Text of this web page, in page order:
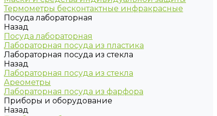
Термометры бесконтактные инфракрасные
Посуда лабораторная
Назад
Посуда лабораторная
Лабораторная посуда из пластика
Лабораторная посуда из стекла
Назад
Лабораторная посуда из стекла
Ареометры
Лабораторная посуда из фарфора
Приборы и оборудование
Назад